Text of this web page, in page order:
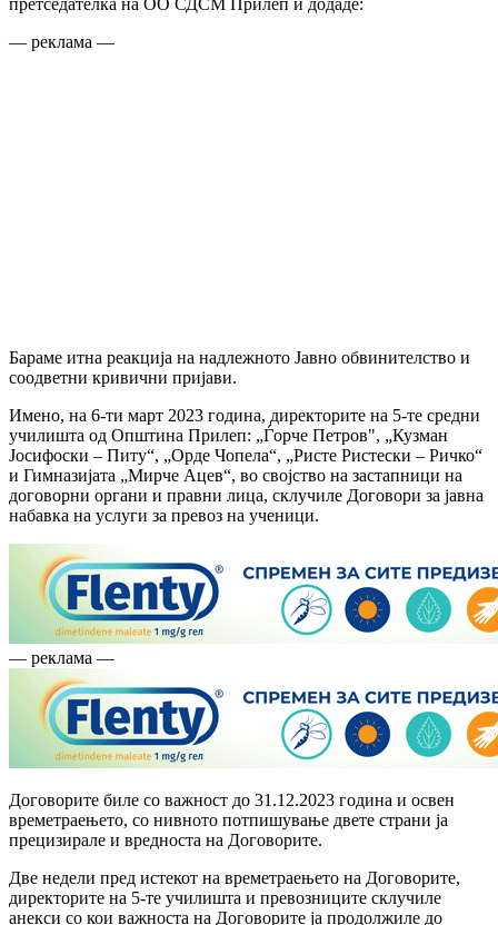
— реклама —
Бараме итна реакција на надлежното Јавно обвинителство и
соодветни кривични пријави.
Имено, на 6-ти март 2023 година, директорите на 5-те средни
училишта од Општина Прилеп: „Ѓорче Петров", „Кузман
Јосифоски – Питу“, „Орде Чопела“, „Ристе Ристески – Ричко“
и Гимназијата „Мирче Ацев“, во својство на застапници на
договорни органи и правни лица, склучиле Договори за јавна
набавка на услуги за превоз на ученици.
— реклама —
Договорите биле со важност до 31.12.2023 година и освен
времетраењето, со нивното потпишување двете страни ја
прецизирале и вредноста на Договорите.
Две недели пред истекот на времетраењето на Договорите,
директорите на 5-те училишта и превозниците склучиле
анекси со кои важноста на Договорите ја продолжиле до